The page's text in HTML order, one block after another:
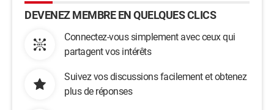
DEVENEZ MEMBRE EN QUELQUES CLICS
Connectez-vous simplement avec ceux qui
partagent vos intérêts
Suivez vos discussions facilement et obtenez
plus de réponses